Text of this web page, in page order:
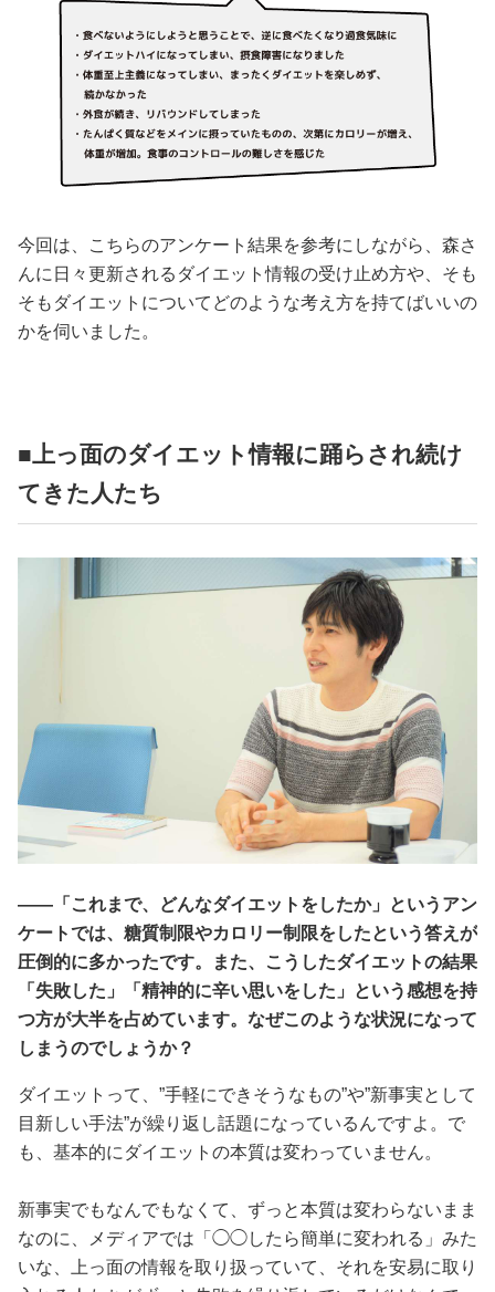
今回は、こちらのアンケート結果を参考にしながら、森さ
んに日々更新されるダイエット情報の受け止め方や、そも
そもダイエットについてどのような考え方を持てばいいの
かを伺いました。
■上っ面のダイエット情報に踊らされ続け
てきた人たち
――「これまで、どんなダイエットをしたか」というアン
ケートでは、糖質制限やカロリー制限をしたという答えが
圧倒的に多かったです。また、こうしたダイエットの結果
「失敗した」「精神的に辛い思いをした」という感想を持
つ方が大半を占めています。なぜこのような状況になって
しまうのでしょうか？
ダイエットって、”手軽にできそうなもの”や”新事実として
目新しい手法”が繰り返し話題になっているんですよ。で
も、基本的にダイエットの本質は変わっていません。
新事実でもなんでもなくて、ずっと本質は変わらないまま
なのに、メディアでは「◯◯したら簡単に変われる」みた
いな、上っ面の情報を取り扱っていて、それを安易に取り